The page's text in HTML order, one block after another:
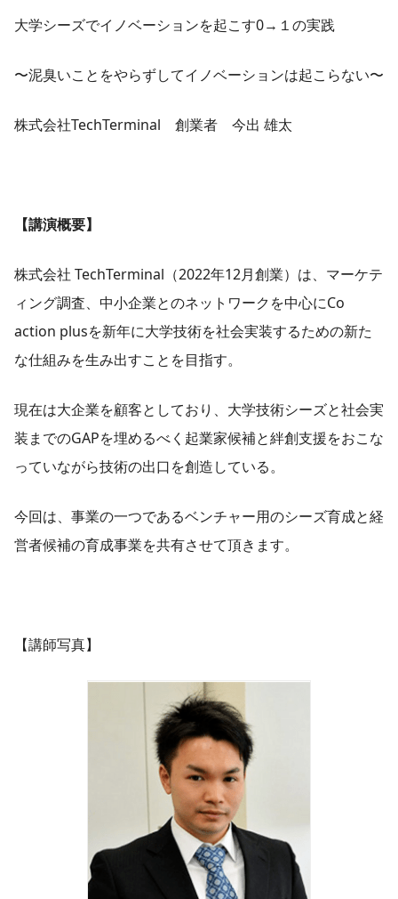
大学シーズでイノベーションを起こす0→１の実践
〜泥臭いことをやらずしてイノベーションは起こらない〜
株式会社TechTerminal 創業者 今出 雄太
【講演概要】
株式会社 TechTerminal（2022年12月創業）は、マーケテ
ィング調査、中小企業とのネットワークを中心にCo
action plusを新年に大学技術を社会実装するための新た
な仕組みを生み出すことを目指す。
現在は大企業を顧客としており、大学技術シーズと社会実
装までのGAPを埋めるべく起業家候補と絆創支援をおこな
っていながら技術の出口を創造している。
今回は、事業の一つであるベンチャー用のシーズ育成と経
営者候補の育成事業を共有させて頂きます。
【講師写真】